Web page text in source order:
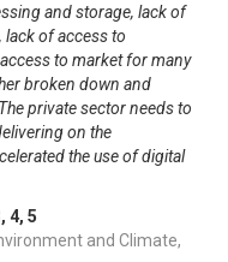
and storage, lack of
lack of access to
to market for many
broken down and
private sector needs to
on the
the use of digital
, 4, 5
and Climate,